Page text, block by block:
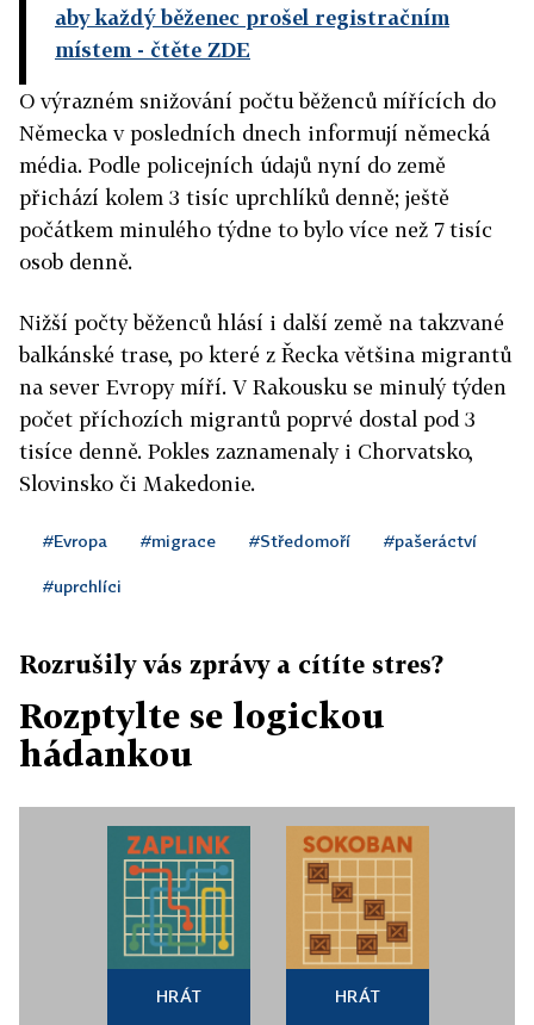
aby každý běženec prošel registračním
místem - čtěte ZDE
O výrazném snižování počtu běženců mířících do
Německa v posledních dnech informují německá
média. Podle policejních údajů nyní do země
přichází kolem 3 tisíc uprchlíků denně; ještě
počátkem minulého týdne to bylo více než 7 tisíc
osob denně.
Nižší počty běženců hlásí i další země na takzvané
balkánské trase, po které z Řecka většina migrantů
na sever Evropy míří. V Rakousku se minulý týden
počet příchozích migrantů poprvé dostal pod 3
tisíce denně. Pokles zaznamenaly i Chorvatsko,
Slovinsko či Makedonie.
#Evropa #migrace #Středomoří #pašeráctví
#uprchlíci
Rozrušily vás zprávy a cítíte stres?
Rozptylte se logickou
hádankou
HRÁT HRÁT